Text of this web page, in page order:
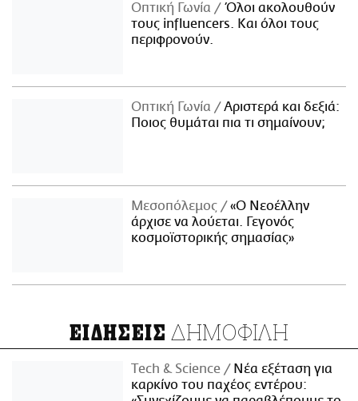
Οπτική Γωνία
Όλοι ακολουθούν
τους influencers. Και όλοι τους
περιφρονούν.
Οπτική Γωνία
Αριστερά και δεξιά:
Ποιος θυμάται πια τι σημαίνουν;
Μεσοπόλεμος
«Ο Νεοέλλην
άρχισε να λούεται. Γεγονός
κοσμοϊστορικής σημασίας»
ΕΙΔΗΣΕΙΣ ΔΗΜΟΦΙΛΗ
Τech & Science
Νέα εξέταση για
καρκίνο του παχέος εντέρου: